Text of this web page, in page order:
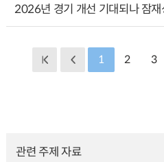
2026년 경기 개선 기대되나 잠
1 2 3
관련 주제 자료